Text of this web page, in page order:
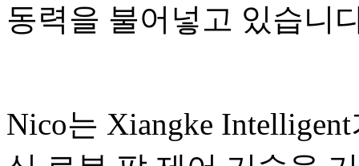
동력을 불어넣고 있습니
Nico는 Xiangke